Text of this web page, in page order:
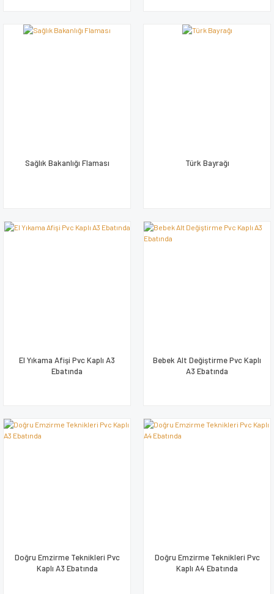
Sağlık Bakanlığı Flaması Türk Bayrağı
El Yıkama Afişi Pvc Kaplı A3
Ebatında
Bebek Alt Değiştirme Pvc Kaplı
A3 Ebatında
Doğru Emzirme Teknikleri Pvc
Kaplı A3 Ebatında
Doğru Emzirme Teknikleri Pvc
Kaplı A4 Ebatında